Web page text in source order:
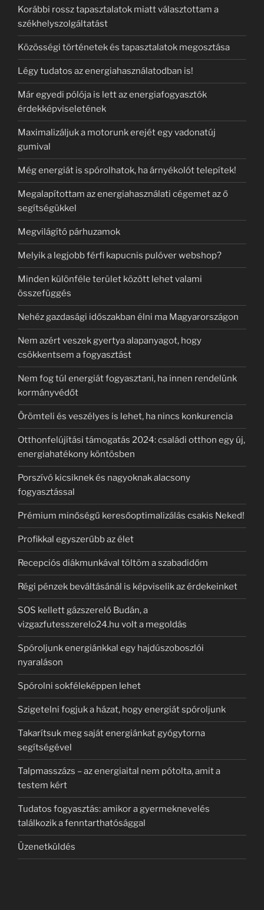
Korábbi rossz tapasztalatok miatt választottam a
székhelyszolgáltatást
Közösségi történetek és tapasztalatok megosztása
Légy tudatos az energiahasználatodban is!
Már egyedi pólója is lett az energiafogyasztók
érdekképviseletének
Maximalizáljuk a motorunk erejét egy vadonatúj
gumival
Még energiát is spórolhatok, ha árnyékolót telepítek!
Megalapítottam az energiahasználati cégemet az ő
segítségükkel
Megvilágító párhuzamok
Melyik a legjobb férfi kapucnis pulóver webshop?
Minden különféle terület között lehet valami
összefüggés
Nehéz gazdasági időszakban élni ma Magyarországon
Nem azért veszek gyertya alapanyagot, hogy
csökkentsem a fogyasztást
Nem fog túl energiát fogyasztani, ha innen rendelünk
kormányvédőt
Örömteli és veszélyes is lehet, ha nincs konkurencia
Otthonfelújítási támogatás 2024: családi otthon egy új,
energiahatékony köntösben
Porszívó kicsiknek és nagyoknak alacsony
fogyasztással
Prémium minőségű keresőoptimalizálás csakis Neked!
Profikkal egyszerűbb az élet
Recepciós diákmunkával töltöm a szabadidőm
Régi pénzek beváltásánál is képviselik az érdekeinket
SOS kellett gázszerelő Budán, a
vizgazfutesszerelo24.hu volt a megoldás
Spóroljunk energiánkkal egy hajdúszoboszlói
nyaraláson
Spórolni sokféleképpen lehet
Szigetelni fogjuk a házat, hogy energiát spóroljunk
Takarítsuk meg saját energiánkat gyógytorna
segítségével
Talpmasszázs – az energiaital nem pótolta, amit a
testem kért
Tudatos fogyasztás: amikor a gyermeknevelés
találkozik a fenntarthatósággal
Üzenetküldés